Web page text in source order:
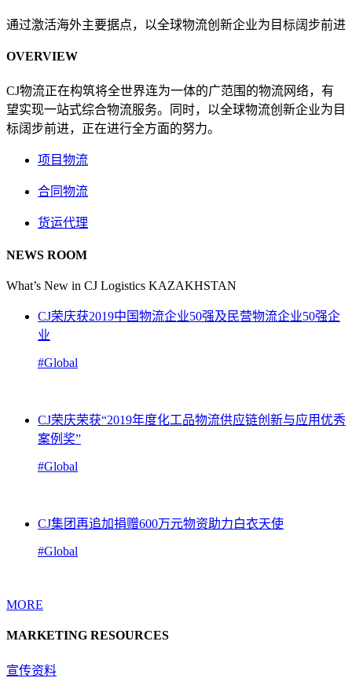
通过激活海外主要据点，以全球物流创新企业为目标阔步前进
OVERVIEW
CJ物流正在构筑将全世界连为一体的广范围的物流网络，有
望实现一站式综合物流服务。同时，以全球物流创新企业为目
标阔步前进，正在进行全方面的努力。
项目物流
合同物流
货运代理
NEWS ROOM
What’s New in CJ Logistics KAZAKHSTAN
CJ荣庆获2019中国物流企业50强及民营物流企业50强企
业
#Global
CJ荣庆荣获“2019年度化工品物流供应链创新与应用优秀
案例奖”
#Global
CJ集团再追加捐赠600万元物资助力白衣天使
#Global
MORE
MARKETING RESOURCES
宣传资料